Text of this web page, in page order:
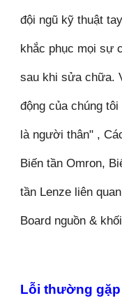
đội ngũ kỹ thuật
khắc phục mọi sự
sau khi sửa chữa.
động của chúng
là người thân" ,
Biến tần Omron,
tần Lenze liên
Board nguồn &
Lỗi thường